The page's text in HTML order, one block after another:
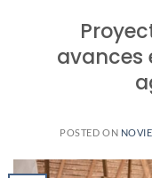
avances
POSTED ON